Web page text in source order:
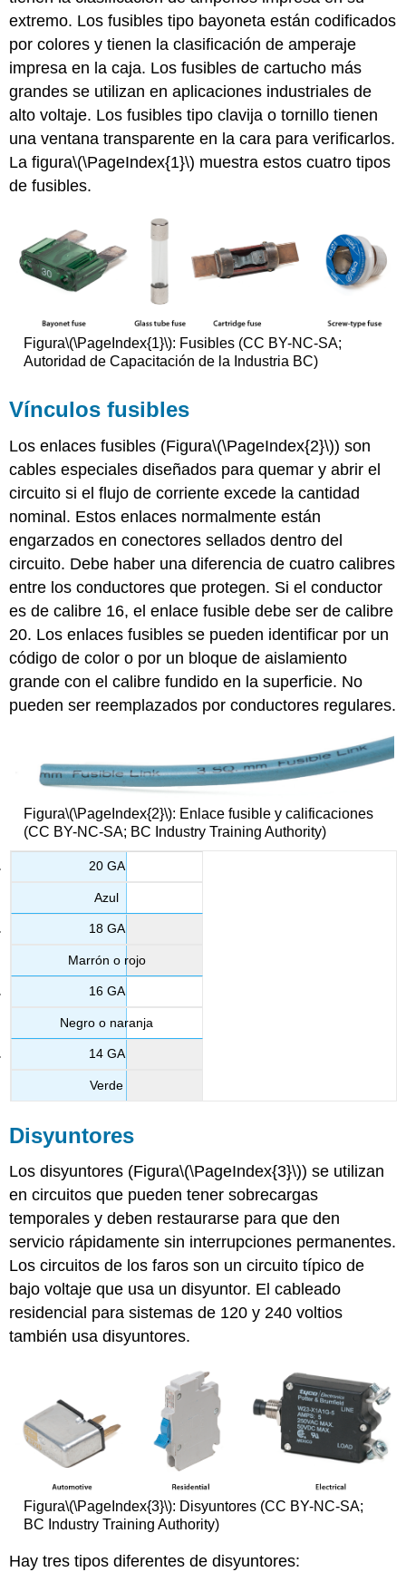
extremo. Los fusibles tipo bayoneta están codificados
por colores y tienen la clasificación de amperaje
impresa en la caja. Los fusibles de cartucho más
grandes se utilizan en aplicaciones industriales de
alto voltaje. Los fusibles tipo clavija o tornillo tienen
una ventana transparente en la cara para verificarlos.
La figura\(\PageIndex{1}\) muestra estos cuatro tipos
de fusibles.
Figura\(\PageIndex{1}\): Fusibles (CC BY-NC-SA;
Autoridad de Capacitación de la Industria BC)
Vínculos fusibles
Los enlaces fusibles (Figura\(\PageIndex{2}\)) son
cables especiales diseñados para quemar y abrir el
circuito si el flujo de corriente excede la cantidad
nominal. Estos enlaces normalmente están
engarzados en conectores sellados dentro del
circuito. Debe haber una diferencia de cuatro calibres
entre los conductores que protegen. Si el conductor
es de calibre 16, el enlace fusible debe ser de calibre
20. Los enlaces fusibles se pueden identificar por un
código de color o por un bloque de aislamiento
grande con el calibre fundido en la superficie. No
pueden ser reemplazados por conductores regulares.
Figura\(\PageIndex{2}\): Enlace fusible y calificaciones
(CC BY-NC-SA; BC Industry Training Authority)
20 GA
Azul
18 GA
Marrón o rojo
16 GA
Negro o naranja
14 GA
Verde
Disyuntores
Los disyuntores (Figura\(\PageIndex{3}\)) se utilizan
en circuitos que pueden tener sobrecargas
temporales y deben restaurarse para que den
servicio rápidamente sin interrupciones permanentes.
Los circuitos de los faros son un circuito típico de
bajo voltaje que usa un disyuntor. El cableado
residencial para sistemas de 120 y 240 voltios
también usa disyuntores.
Figura\(\PageIndex{3}\): Disyuntores (CC BY-NC-SA;
BC Industry Training Authority)
Hay tres tipos diferentes de disyuntores: